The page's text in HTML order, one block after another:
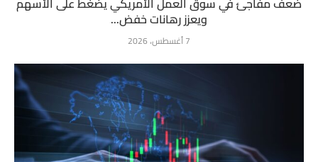
ويعزز رهانات خفض...
7 أغسطس، 2026